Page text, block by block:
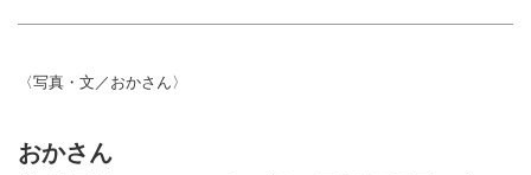
〈写真・文／おかさん〉
おかさん